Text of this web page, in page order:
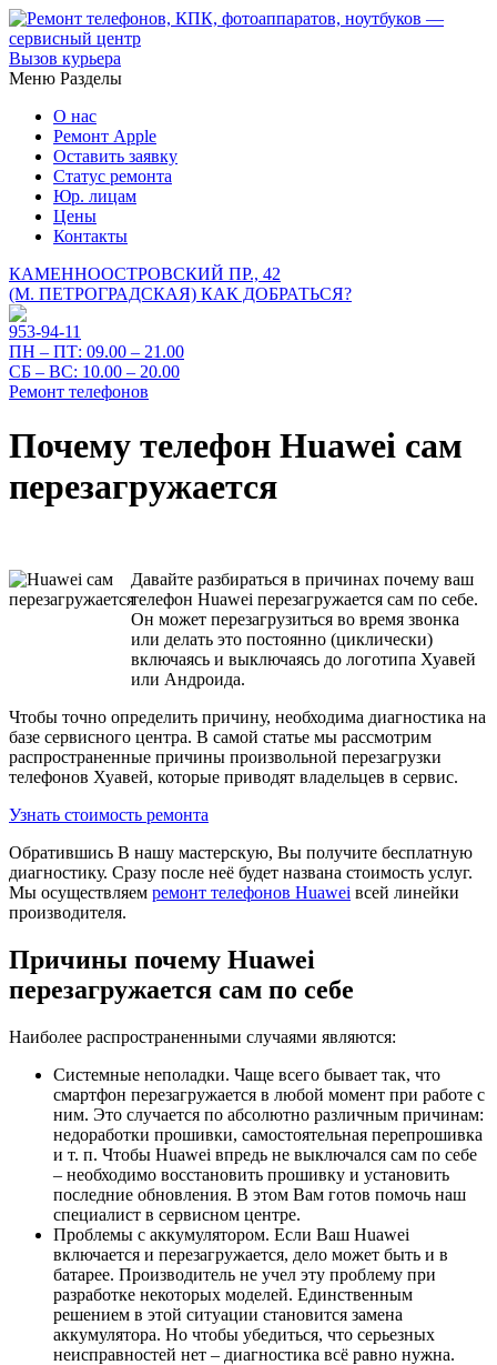
Вызов курьера
Меню Разделы
О нас
Ремонт Apple
Оставить заявку
Статус ремонта
Юр. лицам
Цены
Контакты
КАМЕННООСТРОВСКИЙ ПР., 42
(М. ПЕТРОГРАДСКАЯ) КАК ДОБРАТЬСЯ?
953-94-11
ПН – ПТ: 09.00 – 21.00
СБ – ВС: 10.00 – 20.00
Ремонт телефонов
Почему телефон Huawei сам
перезагружается
Давайте разбираться в причинах почему ваш
телефон Huawei перезагружается сам по себе.
Он может перезагрузиться во время звонка
или делать это постоянно (циклически)
включаясь и выключаясь до логотипа Хуавей
или Андроида.
Чтобы точно определить причину, необходима диагностика на
базе сервисного центра. В самой статье мы рассмотрим
распространенные причины произвольной перезагрузки
телефонов Хуавей, которые приводят владельцев в сервис.
Узнать стоимость ремонта
Обратившись В нашу мастерскую, Вы получите бесплатную
диагностику. Сразу после неё будет названа стоимость услуг.
Мы осуществляем ремонт телефонов Huawei всей линейки
производителя.
Причины почему Huawei
перезагружается сам по себе
Наиболее распространенными случаями являются:
Системные неполадки. Чаще всего бывает так, что
смартфон перезагружается в любой момент при работе с
ним. Это случается по абсолютно различным причинам:
недоработки прошивки, самостоятельная перепрошивка
и т. п. Чтобы Huawei впредь не выключался сам по себе
– необходимо восстановить прошивку и установить
последние обновления. В этом Вам готов помочь наш
специалист в сервисном центре.
Проблемы с аккумулятором. Если Ваш Huawei
включается и перезагружается, дело может быть и в
батарее. Производитель не учел эту проблему при
разработке некоторых моделей. Единственным
решением в этой ситуации становится замена
аккумулятора. Но чтобы убедиться, что серьезных
неисправностей нет – диагностика всё равно нужна.